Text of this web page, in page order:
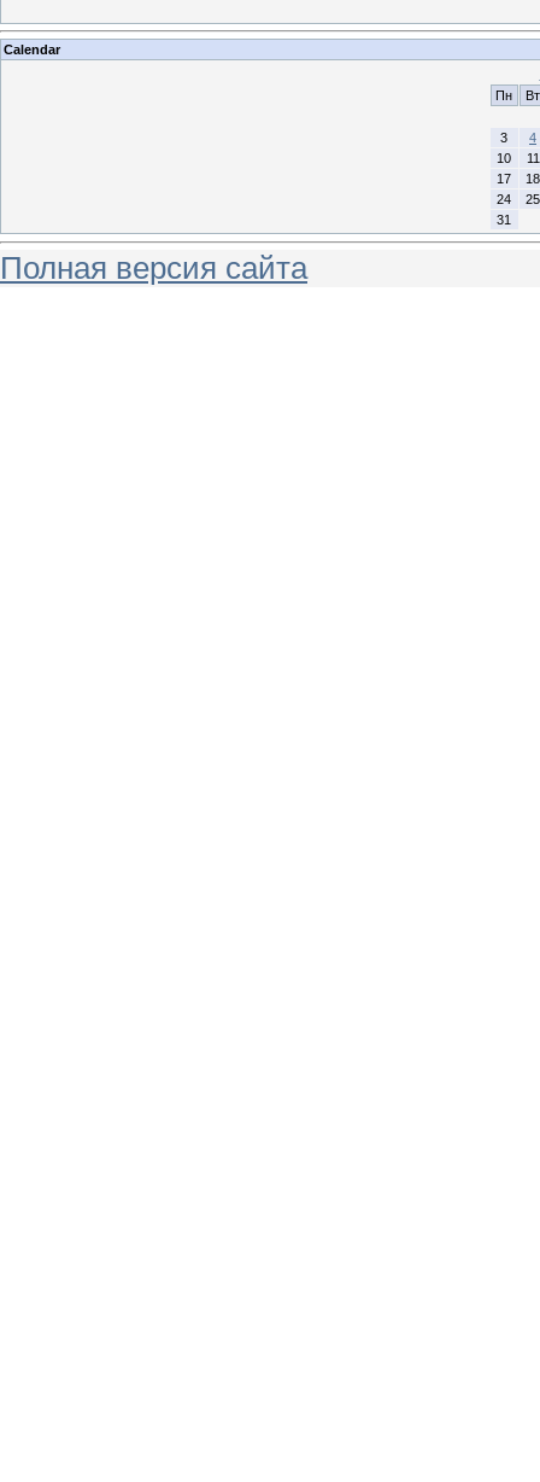
Calendar
Пн
Вт
3
4
10
11
17
18
24
25
31
Полная версия сайта